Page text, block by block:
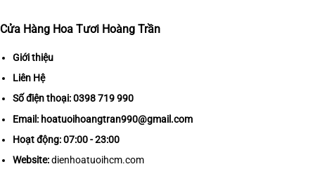
Cửa Hàng Hoa Tươi Hoàng Trần
Giới thiệu
Liên Hệ
Số điện thoại:0398 719 990
Email: hoatuoihoangtran990@gmail.com
Hoạt động: 07:00 - 23:00
Website: dienhoatuoihcm.com